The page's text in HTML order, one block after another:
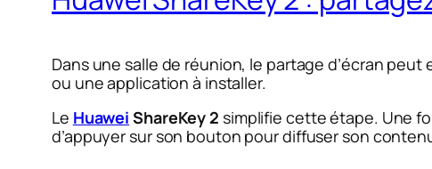
Dans une salle de réunion, le partage d’écran
ou une application à installer.
Le Huawei ShareKey 2 simplifie cette étape. Une
d’appuyer sur son bouton pour diffuser son